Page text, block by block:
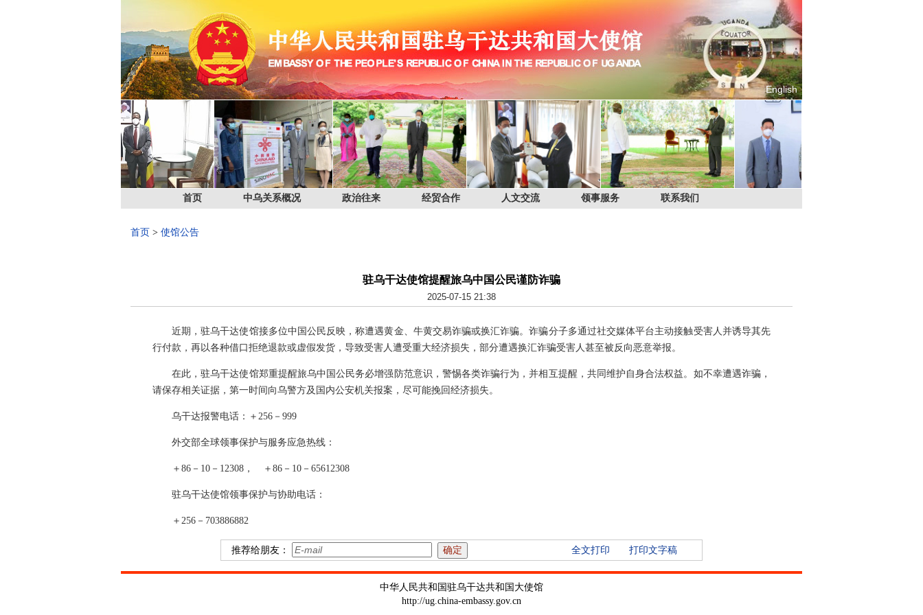
English
首页 中乌关系概况 政治往来 经贸合作 人文交流 领事服务 联系我们
首页 > 使馆公告
驻乌干达使馆提醒旅乌中国公民谨防诈骗
2025-07-15 21:38
近期，驻乌干达使馆接多位中国公民反映，称遭遇黄金、牛黄交易诈骗或换汇诈骗。诈骗分子多通过社交媒体平台主动接触受害人并诱导其先
行付款，再以各种借口拒绝退款或虚假发货，导致受害人遭受重大经济损失，部分遭遇换汇诈骗受害人甚至被反向恶意举报。
在此，驻乌干达使馆郑重提醒旅乌中国公民务必增强防范意识，警惕各类诈骗行为，并相互提醒，共同维护自身合法权益。如不幸遭遇诈骗，
请保存相关证据，第一时间向乌警方及国内公安机关报案，尽可能挽回经济损失。
乌干达报警电话：＋256－999
外交部全球领事保护与服务应急热线：
＋86－10－12308， ＋86－10－65612308
驻乌干达使馆领事保护与协助电话：
＋256－703886882
推荐给朋友： 全文打印 打印文字稿
中华人民共和国驻乌干达共和国大使馆
http://ug.china-embassy.gov.cn